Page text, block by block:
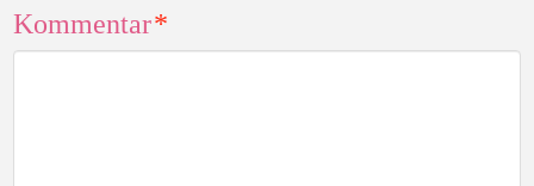
Kommentar*